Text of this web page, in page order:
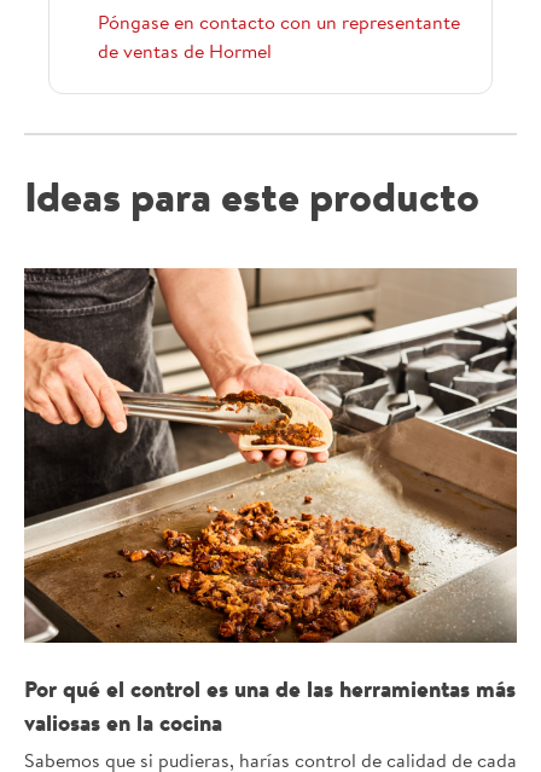
Póngase en contacto con un representante
de ventas de Hormel
Ideas para este producto
Por qué el control es una de las herramientas más
valiosas en la cocina
Sabemos que si pudieras, harías control de calidad de cada